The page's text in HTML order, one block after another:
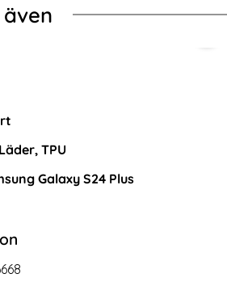
Ring Svart/Röd
denna produkt
TPU
Galaxy S24 Plus